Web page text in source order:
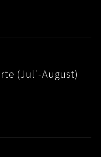
(Juli-August)